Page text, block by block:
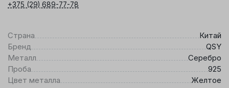
+375 (29) 689-77-78
Страна
Китай
Бренд
QSY
Металл
Серебро
Проба
925
Цвет металла
Желтое